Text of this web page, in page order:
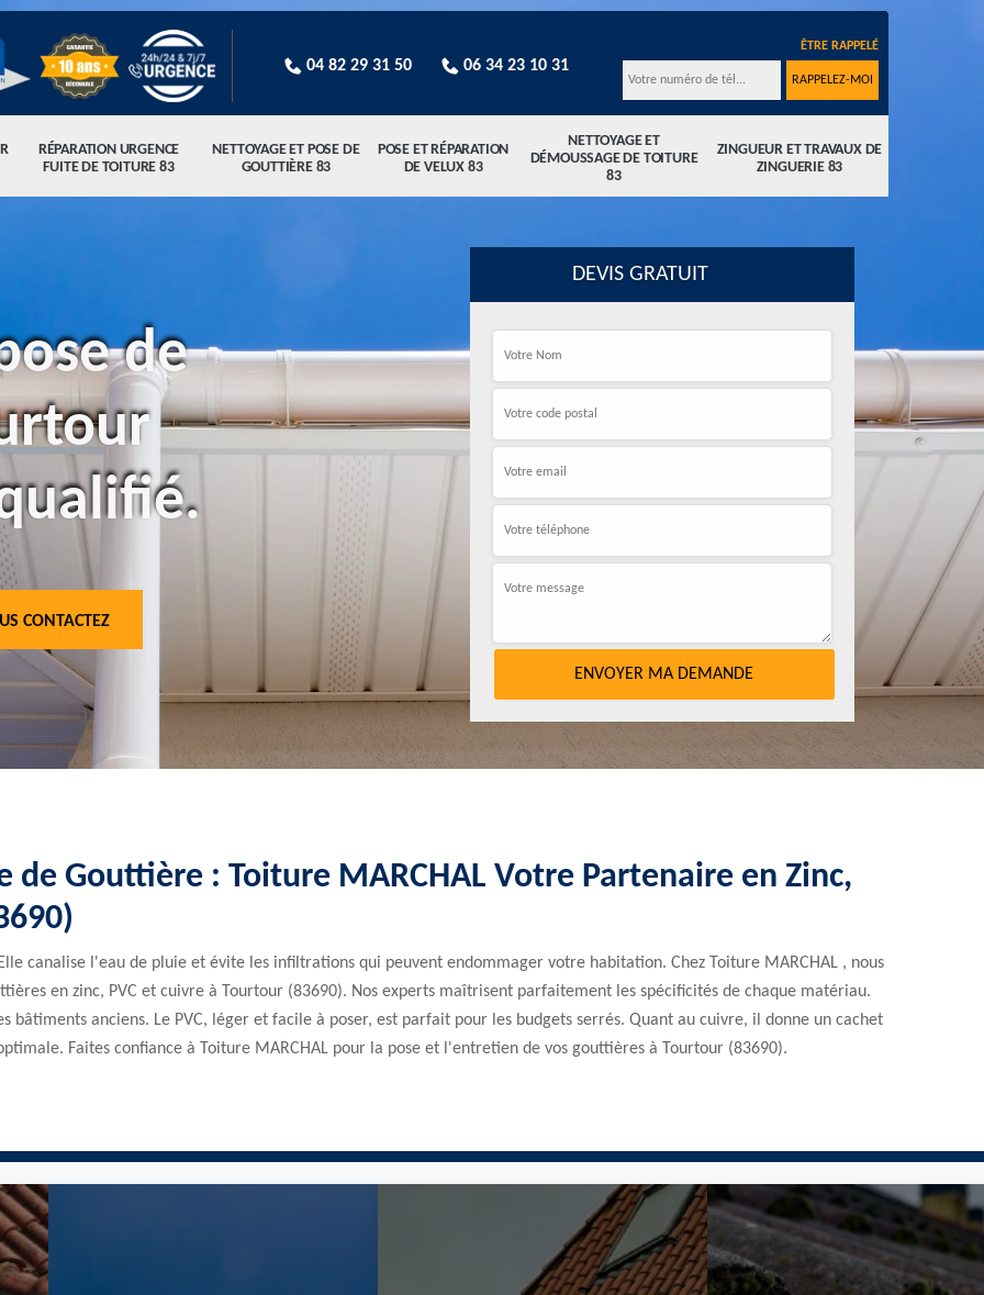
RÉPARATION URGENCE
FUITE DE TOITURE 83
NETTOYAGE ET POSE DE
GOUTTIÈRE 83
POSE ET RÉPARATION
DE VELUX 83
NETTOYAGE ET
DÉMOUSSAGE DE TOITURE
83
ZINGUEUR ET TRAVAUX DE
ZINGUERIE 83
04 82 29 31 50 06 34 23 10 31
ÊTRE RAPPELÉ
de
CONTACTEZ
DEVIS GRATUIT
de Gouttière : Toiture MARCHAL Votre Partenaire en Zinc,
canalise l'eau de pluie et évite les infiltrations qui peuvent endommager votre habitation. Chez Toiture MARCHAL , nous
en zinc, PVC et cuivre à Tourtour (83690). Nos experts maîtrisent parfaitement les spécificités de chaque matériau.
bâtiments anciens. Le PVC, léger et facile à poser, est parfait pour les budgets serrés. Quant au cuivre, il donne un cachet
Faites confiance à Toiture MARCHAL pour la pose et l'entretien de vos gouttières à Tourtour (83690).